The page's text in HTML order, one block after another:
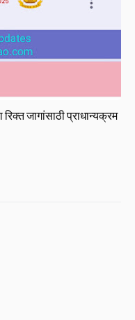
रिक्त जागांसाठी प्राधान्यक्रम